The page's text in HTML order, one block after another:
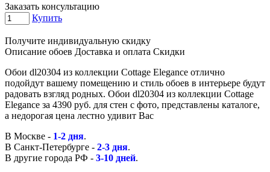
Заказать консультацию
Купить
Получите индивидуальную скидку
Описание обоев Доставка и оплата Скидки
Обои dl20304 из коллекции Cottage Elegance отлично
подойдут вашему помещению и стиль обоев в интерьере будут
радовать взгляд родных. Обои dl20304 из коллекции Cottage
Elegance за 4390 руб. для стен с фото, представлены каталоге,
а недорогая цена лестно удивит Вас
В Москве - 1-2 дня.
В Санкт-Петербурге - 2-3 дня.
В другие города РФ - 3-10 дней.